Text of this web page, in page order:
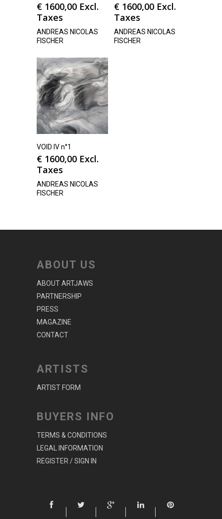
€ 1600,00 Excl.
Taxes
ANDREAS NICOLAS
FISCHER
€ 1600,00 Excl.
Taxes
ANDREAS NICOLAS
FISCHER
VOID IV n°1
€ 1600,00 Excl.
Taxes
ANDREAS NICOLAS
FISCHER
ABOUT US
ABOUT ARTJAWS
PARTNERSHIP
PRESS
MAGAZINE
CONTACT
ARTISTS
ARTIST FORM
BUYERS INFO
TERMS & CONDITIONS
LEGAL INFORMATION
REGISTER / SIGN IN